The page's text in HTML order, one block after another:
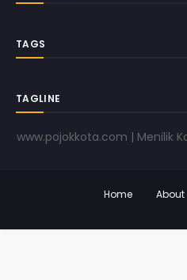
TAGS
TAGLINE
| Menilik
Home About